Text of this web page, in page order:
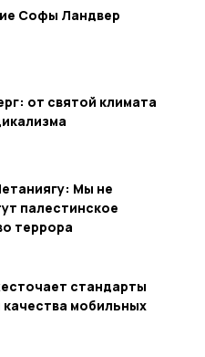
Софы Ландвер
от святой климата
Мы не
палестинское
террора
стандарты
мобильных